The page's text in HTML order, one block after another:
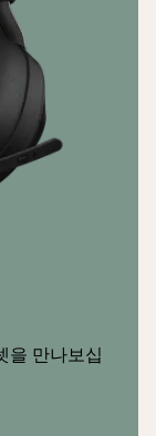
을 만나보십